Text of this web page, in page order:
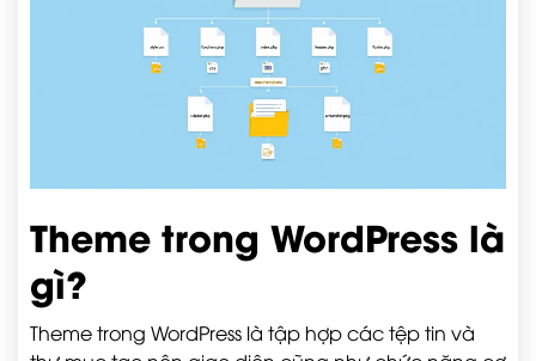
Theme trong WordPress là
gì?
Theme trong WordPress là tập hợp các tệp tin và